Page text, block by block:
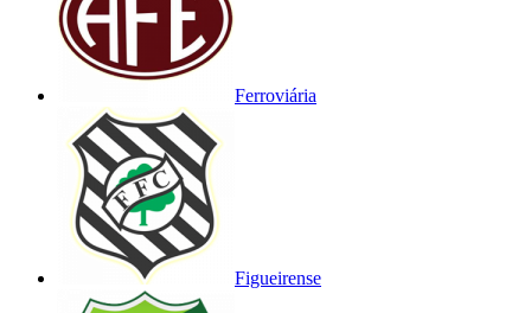
Ferroviária
Figueirense